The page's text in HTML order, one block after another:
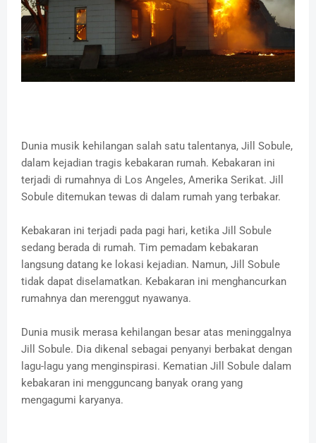
Dunia musik kehilangan salah satu talentanya, Jill Sobule,
dalam kejadian tragis kebakaran rumah. Kebakaran ini
terjadi di rumahnya di Los Angeles, Amerika Serikat. Jill
Sobule ditemukan tewas di dalam rumah yang terbakar.
Kebakaran ini terjadi pada pagi hari, ketika Jill Sobule
sedang berada di rumah. Tim pemadam kebakaran
langsung datang ke lokasi kejadian. Namun, Jill Sobule
tidak dapat diselamatkan. Kebakaran ini menghancurkan
rumahnya dan merenggut nyawanya.
Dunia musik merasa kehilangan besar atas meninggalnya
Jill Sobule. Dia dikenal sebagai penyanyi berbakat dengan
lagu-lagu yang menginspirasi. Kematian Jill Sobule dalam
kebakaran ini mengguncang banyak orang yang
mengagumi karyanya.